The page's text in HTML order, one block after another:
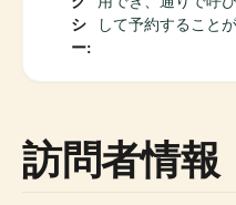
シ
ー:
して予約することが
訪問者情報